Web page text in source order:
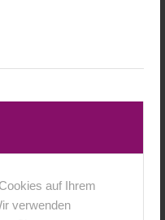
auf Ihrem
verwenden